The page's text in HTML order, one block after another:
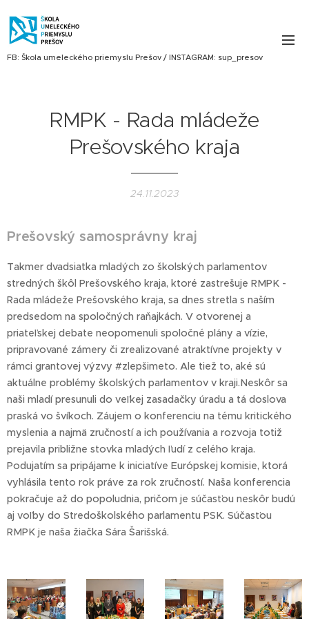
FB: Škola umeleckého priemyslu Prešov / INSTAGRAM: sup_presov
RMPK - Rada mládeže
Prešovského kraja
24.11.2023
Prešovský samosprávny kraj
Takmer dvadsiatka mladých zo školských parlamentov
stredných škôl Prešovského kraja, ktoré zastrešuje RMPK -
Rada mládeže Prešovského kraja, sa dnes stretla s naším
predsedom na spoločných raňajkách. V otvorenej a
priateľskej debate neopomenuli spoločné plány a vízie,
pripravované zámery či zrealizované atraktívne projekty v
rámci grantovej výzvy #zlepšimeto. Ale tiež to, aké sú
aktuálne problémy školských parlamentov v kraji.Neskôr sa
naši mladí presunuli do veľkej zasadačky úradu a tá doslova
praská vo švíkoch. Záujem o konferenciu na tému kritického
myslenia a najmä zručností a ich používania a rozvoja totiž
prejavila približne stovka mladých ľudí z celého kraja.
Podujatím sa pripájame k iniciatíve Európskej komisie, ktorá
vyhlásila tento rok práve za rok zručností. Naša konferencia
pokračuje až do popoludnia, pričom je súčasťou neskôr budú
aj voľby do Stredoškolského parlamentu PSK. Súčasťou
RMPK je naša žiačka Sára Šarišská.